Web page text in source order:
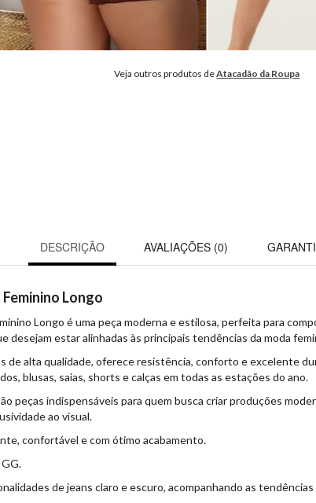
Veja outros produtos deAtacadão da Roupa
DESCRIÇÃO AVALIAÇÕES (0)
Longo
Longo é uma peça moderna e estilosa, perfeita para
desejam estar alinhadas às principais tendências da moda
de alta qualidade, oferece resistência, conforto e excelente
blusas, saias, shorts e calças em todas as estações do ano.
peças indispensáveis para quem busca criar produções
ao visual.
confortável e com ótimo acabamento.
GG.
de jeans claro e escuro, acompanhando as